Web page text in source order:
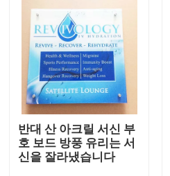
집
제품
우리에 대하여
공장 여행
반대 산 아크릴 서신 부
호 보드 방풍 유리는 서
신을 잘라냈습니다